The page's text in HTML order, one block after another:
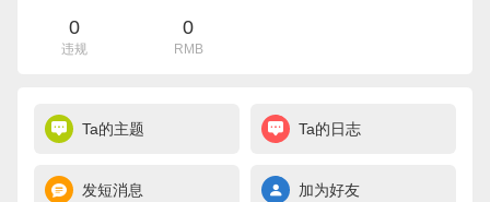
0
违规
0
RMB
Ta的主题 Ta的日志
发短消息 加为好友